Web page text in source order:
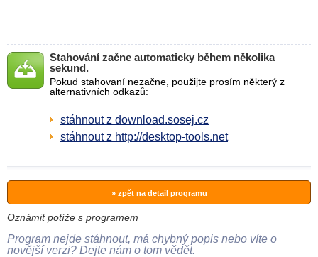
Stahování začne automaticky během několika
sekund.
Pokud stahovaní nezačne, použijte prosím některý z
alternativních odkazů:
stáhnout z download.sosej.cz
stáhnout z http://desktop-tools.net
» zpět na detail programu
Oznámit potíže s programem
Program nejde stáhnout, má chybný popis nebo víte o
novější verzi? Dejte nám o tom vědět.